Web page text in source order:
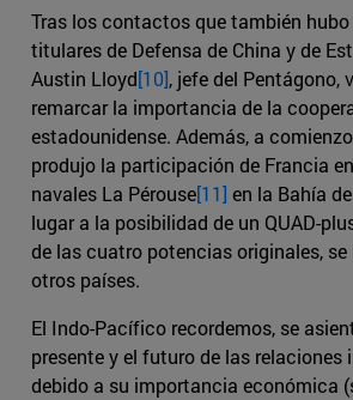
Tras los contactos que también
titulares de Defensa de China y de
Austin Lloyd[10], jefe del Pentágono,
remarcar la importancia de la
estadounidense. Además, a
produjo la participación de Francia
navales La Pérouse[11] en la Bahía
lugar a la posibilidad de un QUAD-
de las cuatro potencias originales,
otros países.
El Indo-Pacífico recordemos, se
presente y el futuro de las relaciones
debido a su importancia económica